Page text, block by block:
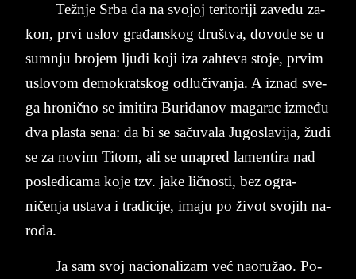
Težnje Srba da na svo­joj te­ri­to­ri­ji za­ve­du za­
kon, prvi uslov gra­đan­skog dru­štva, do­vo­de se u
sum­nju bro­jem lju­di koji iza zah­te­va sto­je, pr­vim
uslo­vom de­mo­krat­skog odlučivanja. A iz­nad sve­
ga hro­nično se imi­ti­ra Bu­ri­da­nov ma­ga­rac između
dva pla­sta sena: da bi se sačuva­la Ju­go­sla­vi­ja, žudi
se za no­vim Ti­tom, ali se una­pred la­men­ti­ra nad
po­sle­di­cama koje tzv. jake lično­sti, bez ogra­
ničenja usta­va i tra­di­ci­je, ima­ju po život svo­jih na­
ro­da.
Ja sam svoj na­ci­o­na­li­zam već na­o­ružao. Po­